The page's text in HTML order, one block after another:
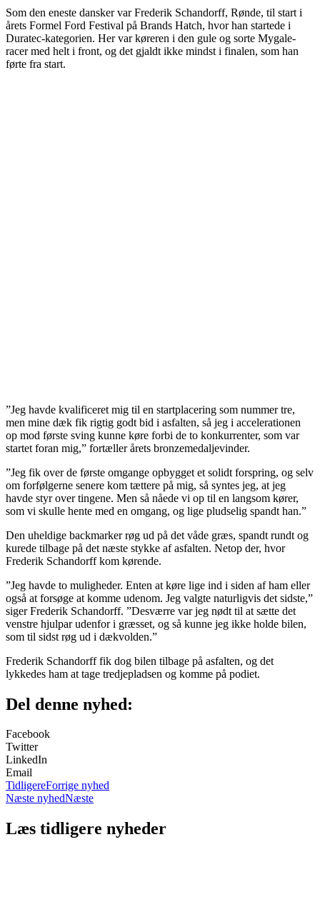
Som den eneste dansker var Frederik Schandorff, Rønde, til start i
årets Formel Ford Festival på Brands Hatch, hvor han startede i
Duratec-kategorien. Her var køreren i den gule og sorte Mygale-
racer med helt i front, og det gjaldt ikke mindst i finalen, som han
førte fra start.
”Jeg havde kvalificeret mig til en startplacering som nummer tre,
men mine dæk fik rigtig godt bid i asfalten, så jeg i accelerationen
op mod første sving kunne køre forbi de to konkurrenter, som var
startet foran mig,” fortæller årets bronzemedaljevinder.
”Jeg fik over de første omgange opbygget et solidt forspring, og selv
om forfølgerne senere kom tættere på mig, så syntes jeg, at jeg
havde styr over tingene. Men så nåede vi op til en langsom kører,
som vi skulle hente med en omgang, og lige pludselig spandt han.”
Den uheldige backmarker røg ud på det våde græs, spandt rundt og
kurede tilbage på det næste stykke af asfalten. Netop der, hvor
Frederik Schandorff kom kørende.
”Jeg havde to muligheder. Enten at køre lige ind i siden af ham eller
også at forsøge at komme udenom. Jeg valgte naturligvis det sidste,”
siger Frederik Schandorff. ”Desværre var jeg nødt til at sætte det
venstre hjulpar udenfor i græsset, og så kunne jeg ikke holde bilen,
som til sidst røg ud i dækvolden.”
Frederik Schandorff fik dog bilen tilbage på asfalten, og det
lykkedes ham at tage tredjepladsen og komme på podiet.
Del denne nyhed:
Facebook
Twitter
LinkedIn
Email
TidligereForrige nyhed
Næste nyhedNæste
Læs tidligere nyheder